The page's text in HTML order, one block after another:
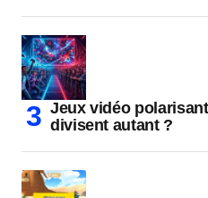
Jeux vidéo
divisent autant ?